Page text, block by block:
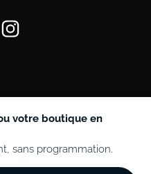
votre boutique en
sans programmation.